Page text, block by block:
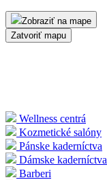
Zobraziť na mape
Zatvoriť mapu
Wellness centrá
Kozmetické salóny
Pánske kaderníctva
Dámske kaderníctva
Barberi